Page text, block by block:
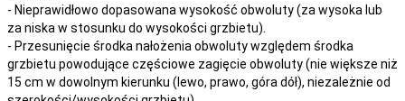
- Nieprawidłowo dopasowana wysokość obwoluty (za wysoka lub
za niska w stosunku do wysokości grzbietu).
- Przesunięcie środka nałożenia obwoluty względem środka
grzbietu powodujące częściowe zagięcie obwoluty (nie większe niż
15 cm w dowolnym kierunku (lewo, prawo, góra dół), niezależnie od